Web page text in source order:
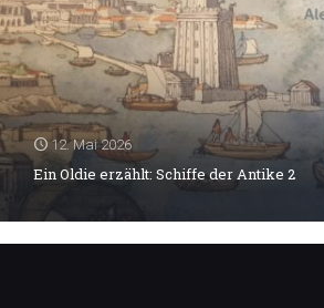
12. Mai 2026
Ein Oldie erzählt: Schiffe der Antike 2